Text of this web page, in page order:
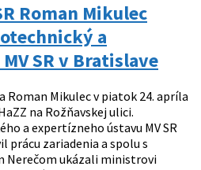
Roman Mikulec
a
SR v Bratislave
Mikulec v piatok 24. apríla
na Rožňavskej ulici.
a expertízneho ústavu MV SR
prácu zariadenia a spolu s
Nerečom ukázali ministrovi